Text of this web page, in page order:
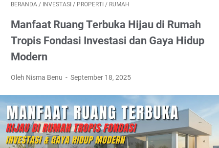
BERANDA / INVESTASI / PROPERTI / RUMAH
Manfaat Ruang Terbuka Hijau di Rumah
Tropis Fondasi Investasi dan Gaya Hidup
Modern
Oleh Nisma Benu September 18, 2025